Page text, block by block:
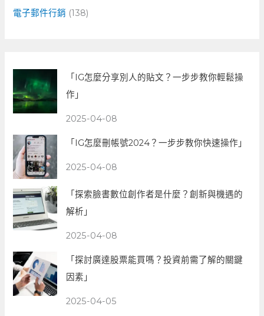
電子郵件行銷 (138)
「IG怎麼分享別人的貼文？一步步教你輕鬆操
作」
2025-04-08
「IG怎麼刪帳號2024？一步步教你快速操作」
2025-04-08
「探索臉書數位創作者是什麼？創新與機遇的
解析」
2025-04-08
「探討廣達股票能買嗎？投資前需了解的關鍵
因素」
2025-04-05